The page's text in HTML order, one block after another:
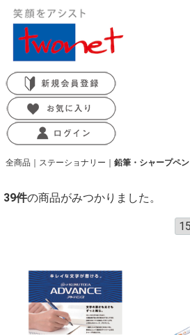
全商品 ステーショナリー 鉛筆・シャープペン
39件の商品がみつかりました。